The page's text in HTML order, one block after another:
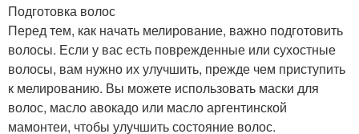
Подготовка волос
Перед тем, как начать мелирование, важно подготовить
волосы. Если у вас есть поврежденные или сухостные
волосы, вам нужно их улучшить, прежде чем приступить
к мелированию. Вы можете использовать маски для
волос, масло авокадо или масло аргентинской
мамонтеи, чтобы улучшить состояние волос.